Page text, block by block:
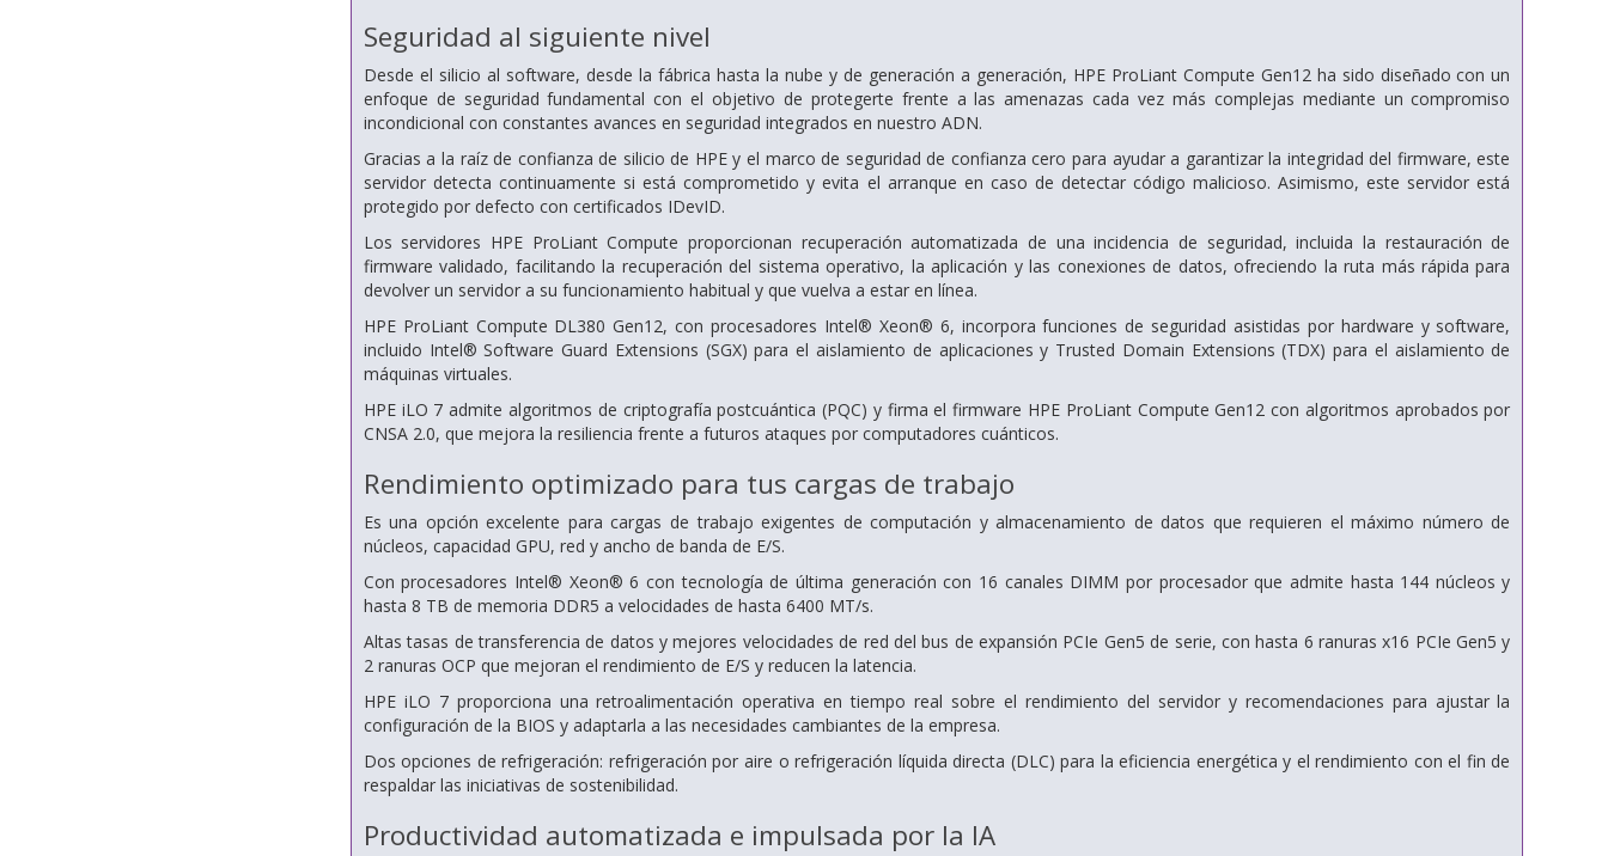
Seguridad al siguiente nivel
Desde el silicio al software, desde la fábrica hasta la nube y de generación a generación, HPE ProLiant Compute Gen12 ha sido diseñado con un
enfoque de seguridad fundamental con el objetivo de protegerte frente a las amenazas cada vez más complejas mediante un compromiso
incondicional con constantes avances en seguridad integrados en nuestro ADN.
Gracias a la raíz de confianza de silicio de HPE y el marco de seguridad de confianza cero para ayudar a garantizar la integridad del firmware, este
servidor detecta continuamente si está comprometido y evita el arranque en caso de detectar código malicioso. Asimismo, este servidor está
protegido por defecto con certificados IDevID.
Los servidores HPE ProLiant Compute proporcionan recuperación automatizada de una incidencia de seguridad, incluida la restauración de
firmware validado, facilitando la recuperación del sistema operativo, la aplicación y las conexiones de datos, ofreciendo la ruta más rápida para
devolver un servidor a su funcionamiento habitual y que vuelva a estar en línea.
HPE ProLiant Compute DL380 Gen12, con procesadores Intel® Xeon® 6, incorpora funciones de seguridad asistidas por hardware y software,
incluido Intel® Software Guard Extensions (SGX) para el aislamiento de aplicaciones y Trusted Domain Extensions (TDX) para el aislamiento de
máquinas virtuales.
HPE iLO 7 admite algoritmos de criptografía postcuántica (PQC) y firma el firmware HPE ProLiant Compute Gen12 con algoritmos aprobados por
CNSA 2.0, que mejora la resiliencia frente a futuros ataques por computadores cuánticos.
Rendimiento optimizado para tus cargas de trabajo
Es una opción excelente para cargas de trabajo exigentes de computación y almacenamiento de datos que requieren el máximo número de
núcleos, capacidad GPU, red y ancho de banda de E/S.
Con procesadores Intel® Xeon® 6 con tecnología de última generación con 16 canales DIMM por procesador que admite hasta 144 núcleos y
hasta 8 TB de memoria DDR5 a velocidades de hasta 6400 MT/s.
Altas tasas de transferencia de datos y mejores velocidades de red del bus de expansión PCIe Gen5 de serie, con hasta 6 ranuras x16 PCIe Gen5 y
2 ranuras OCP que mejoran el rendimiento de E/S y reducen la latencia.
HPE iLO 7 proporciona una retroalimentación operativa en tiempo real sobre el rendimiento del servidor y recomendaciones para ajustar la
configuración de la BIOS y adaptarla a las necesidades cambiantes de la empresa.
Dos opciones de refrigeración: refrigeración por aire o refrigeración líquida directa (DLC) para la eficiencia energética y el rendimiento con el fin de
respaldar las iniciativas de sostenibilidad.
Productividad automatizada e impulsada por la IA